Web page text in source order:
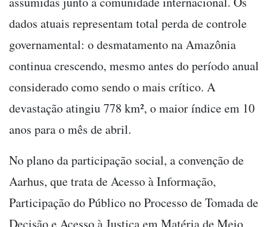
dados atuais representam total perda de controle
governamental: o desmatamento na Amazônia
continua crescendo, mesmo antes do período anual
considerado como sendo o mais crítico. A
devastação atingiu 778 km², o maior índice em 10
anos para o mês de abril.
No plano da participação social, a convenção de
Aarhus, que trata de Acesso à Informação,
Participação do Público no Processo de Tomada de
Decisão e Acesso à Justiça em Matéria de Meio